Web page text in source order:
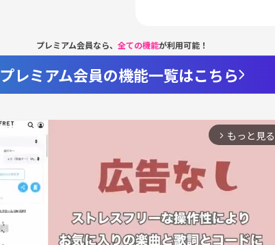
プレミアム会員なら、 全ての機能が利用可能！
プレミアム会員の機能一覧はこちら
arrow_forward_ios もっと見る